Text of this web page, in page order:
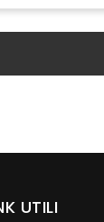
UTILI